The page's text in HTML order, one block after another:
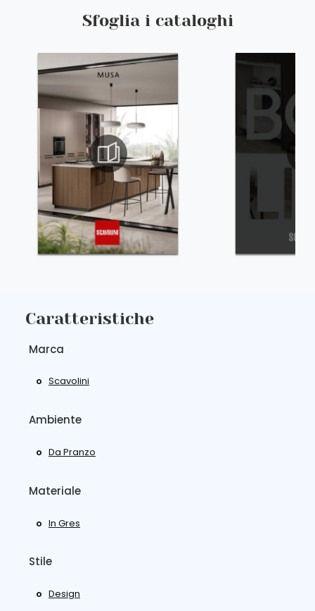
Sfoglia i cataloghi
Caratteristiche
Marca
Scavolini
Ambiente
Da Pranzo
Materiale
In Gres
Stile
Design